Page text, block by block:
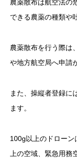
農薬散布は航空法の
できる農薬の種類や
農薬散布を行う際は
や地方航空局へ申請
また、操縦者登録に
ます。
100g以上のドロー
上の空域、緊急用務